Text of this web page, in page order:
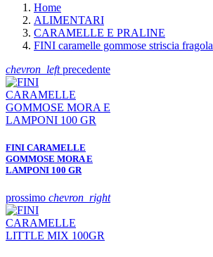
Home
ALIMENTARI
CARAMELLE E PRALINE
FINI caramelle gommose striscia fragola
chevron_leftprecedente
FINI CARAMELLE
GOMMOSE MORA E
LAMPONI 100 GR
prossimo chevron_right